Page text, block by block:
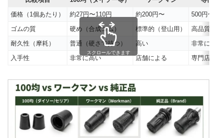
価格（1個あたり）
約27円〜110円 約200円〜
500円〜
ゴムの質
硬め（合成ゴム） 標準的（登山用）
高品質
耐久性（摩耗）
普通（硬さで持つ） 高い
非常に
入手性
非常に高い 店舗による 専門店
スクロールできます